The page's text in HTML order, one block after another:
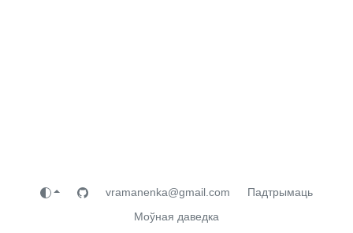
vramanenka@gmail.com
Падтрымаць
Моўная даведка